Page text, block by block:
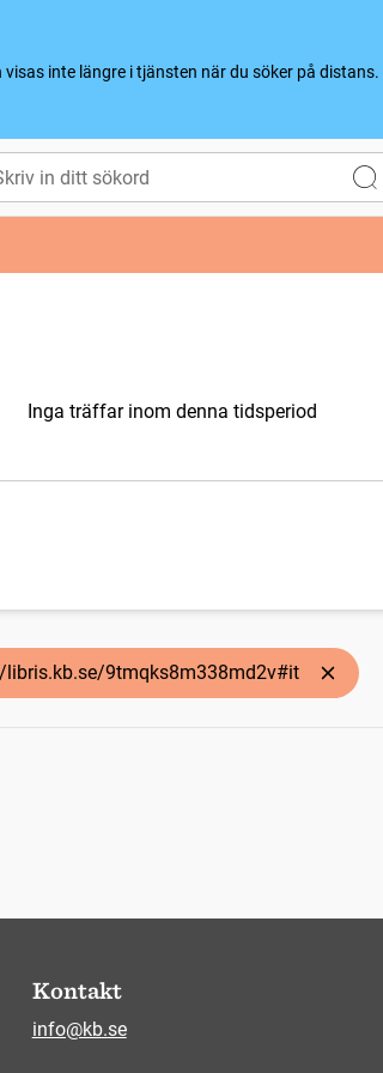
inte längre i tjänsten när du söker på distans.
Inga träffar inom denna tidsperiod
libris.kb.se/9tmqks8m338md2v#it
Kontakt
info@kb.se